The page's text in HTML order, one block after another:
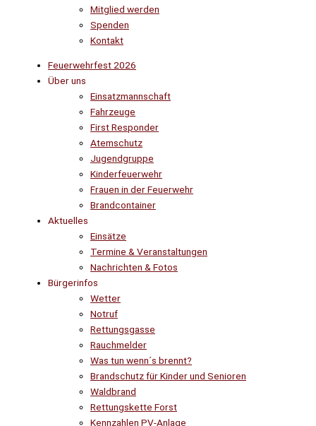
Mitglied werden
Spenden
Kontakt
Feuerwehrfest 2026
Über uns
Einsatzmannschaft
Fahrzeuge
First Responder
Atemschutz
Jugendgruppe
Kinderfeuerwehr
Frauen in der Feuerwehr
Brandcontainer
Aktuelles
Einsätze
Termine & Veranstaltungen
Nachrichten & Fotos
Bürgerinfos
Wetter
Notruf
Rettungsgasse
Rauchmelder
Was tun wenn´s brennt?
Brandschutz für Kinder und Senioren
Waldbrand
Rettungskette Forst
Kennzahlen PV-Anlage